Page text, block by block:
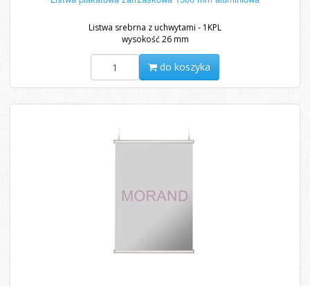
Listwa srebrna z uchwytami - 1KPL
wysokość 26 mm
do koszyka